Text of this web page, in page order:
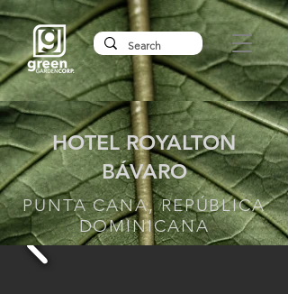
HOTEL ROYALTON
BÁVARO
PUNTA CANA, REPÚBLICA
DOMINICANA